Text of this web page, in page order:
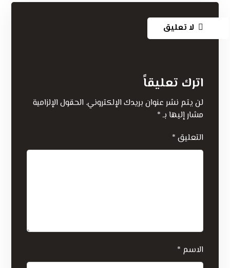
لا تعليق
اترك تعليقاً
لن يتم نشر عنوان بريدك الإلكتروني. الحقول الإلزامية
مشار إليها بـ*
التعليق *
الاسم *